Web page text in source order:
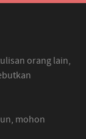
orang lain,
mohon